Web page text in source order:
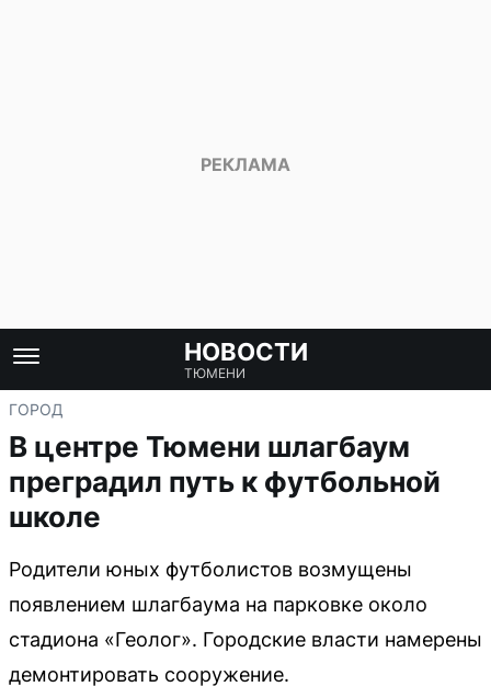
НОВОСТИ
ТЮМЕНИ
ГОРОД
В центре Тюмени шлагбаум
преградил путь к футбольной
школе
Родители юных футболистов возмущены
появлением шлагбаума на парковке около
стадиона «Геолог». Городские власти намерены
демонтировать сооружение.